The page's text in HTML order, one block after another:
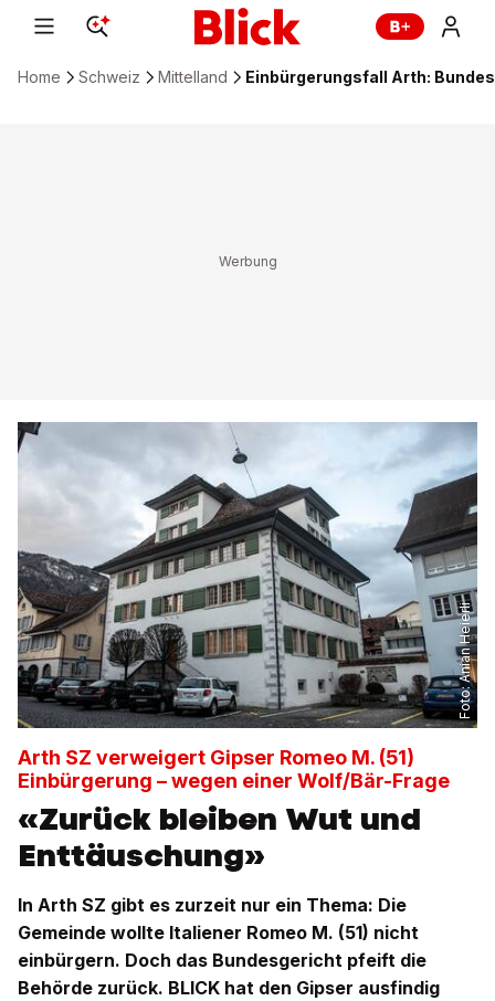
Home Schweiz Mittelland Einbürgerungsfall Arth:
Foto:
Anian Heierli
Arth SZ verweigert Gipser Romeo M. (51)
Einbürgerung – wegen einer Wolf/Bär-Frage
«Zurück bleiben Wut und
Enttäuschung»
In Arth SZ gibt es zurzeit nur ein Thema: Die
Gemeinde wollte Italiener Romeo M. (51) nicht
einbürgern. Doch das Bundesgericht pfeift die
Behörde zurück. BLICK hat den Gipser ausfindig